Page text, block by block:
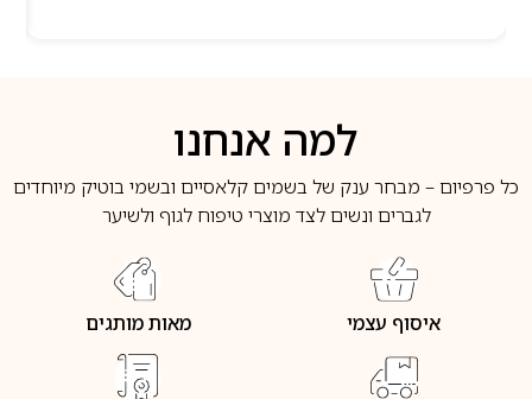
למה אנחנו
כל פרפיום – מבחר ענק של בשמים קלאסיים ובשמי בוטיק מיוחדים
לגברים ונשים לצד מוצרי טיפוח לגוף ולשיער
איסוף עצמי מאות מותגים